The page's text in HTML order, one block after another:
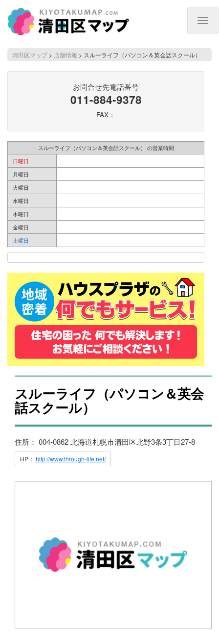
清田区マップ > 店舗情報 > スルーライフ（パソコン＆英会話スクール）
お問合せ先電話番号
011-884-9378
FAX：
スルーライフ（パソコン＆英会話スクール） の営業時間
日曜日
月曜日
火曜日
水曜日
木曜日
金曜日
土曜日
スルーライフ（パソコン＆英会
話スクール）
住所： 004-0862 北海道札幌市清田区北野3条3丁目27-8
HP： http://www.through-life.net/